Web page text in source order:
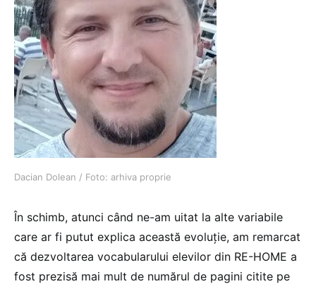
Dacian Dolean / Foto: arhiva proprie
În schimb, atunci când ne-am uitat la alte variabile
care ar fi putut explica această evoluție, am remarcat
că dezvoltarea vocabularului elevilor din RE-HOME a
fost prezisă mai mult de numărul de pagini citite pe